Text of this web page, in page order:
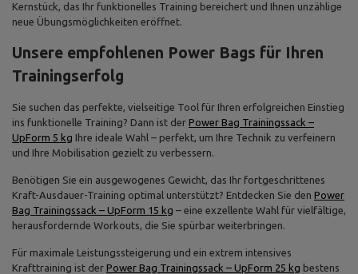
Kernstück, das Ihr funktionelles Training bereichert und Ihnen unzählige
neue Übungsmöglichkeiten eröffnet.
Unsere empfohlenen Power Bags für Ihren
Trainingserfolg
Sie suchen das perfekte, vielseitige Tool für Ihren erfolgreichen Einstieg
ins funktionelle Training? Dann ist der Power Bag Trainingssack –
UpForm 5 kg Ihre ideale Wahl – perfekt, um Ihre Technik zu verfeinern
und Ihre Mobilisation gezielt zu verbessern.
Benötigen Sie ein ausgewogenes Gewicht, das Ihr fortgeschrittenes
Kraft-Ausdauer-Training optimal unterstützt? Entdecken Sie den Power
Bag Trainingssack – UpForm 15 kg – eine exzellente Wahl für vielfältige,
herausfordernde Workouts, die Sie spürbar weiterbringen.
Für maximale Leistungssteigerung und ein extrem intensives
Krafttraining ist der Power Bag Trainingssack – UpForm 25 kg bestens